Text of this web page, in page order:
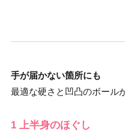
手が届かない箇所にも
最適な硬さと凹凸のボール
1 上半身のほぐし